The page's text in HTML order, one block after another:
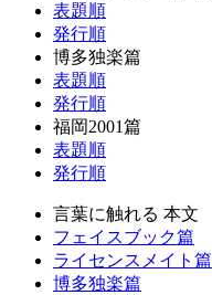
表題順
発行順
博多独楽篇
表題順
発行順
福岡2001篇
表題順
発行順
言葉に触れる 本文
フェイスブック篇
ライセンスメイト篇
博多独楽篇